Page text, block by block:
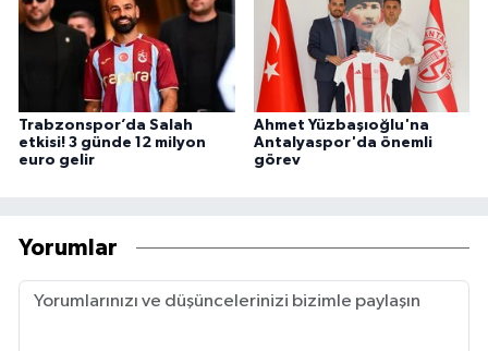
Trabzonspor’da Salah
etkisi! 3 günde 12 milyon
euro gelir
Ahmet Yüzbaşıoğlu'na
Antalyaspor'da önemli
görev
Yorumlar